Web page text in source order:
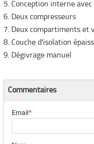
5. Conception interne avec
6. Deux compresseurs
7. Deux compartiments et
8. Couche d'isolation
9. Dégivrage manuel
Commentaires